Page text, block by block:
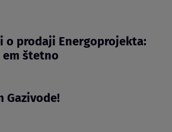
o prodaji Energoprojekta:
em štetno
Gazivode!